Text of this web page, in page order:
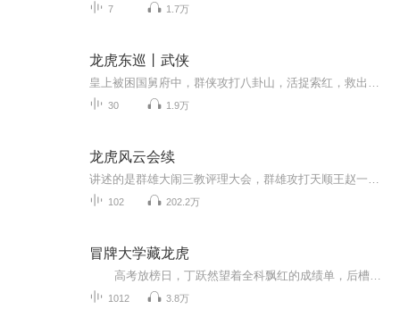
7 1.7万
龙虎东巡丨武侠
30 1.9万
龙虎风云会续
102 202.2万
冒牌大学藏龙虎
1012 3.8万